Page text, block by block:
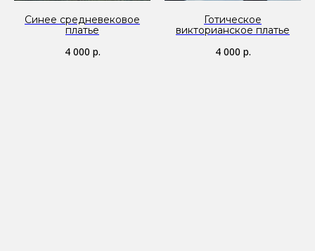
Синее средневековое
платье
4 000 р.
Готическое
викторианское платье
4 000 р.